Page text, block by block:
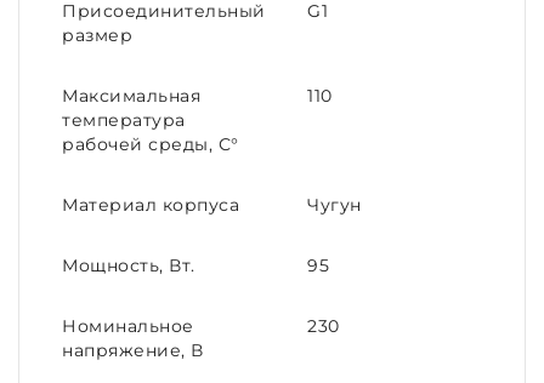
Присоединительный
размер
G1
Максимальная
температура
рабочей среды, С°
110
Материал корпуса Чугун
Мощность, Вт. 95
Номинальное
напряжение, В
230